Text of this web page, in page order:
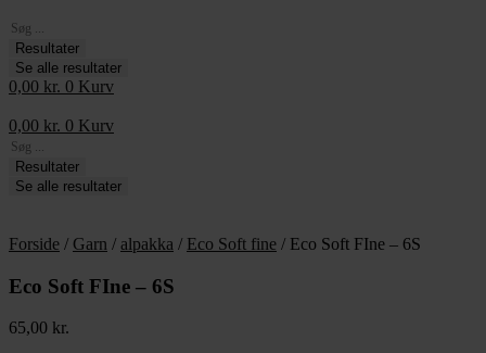
Search
...Resultater
Se alle resultater
0,00 kr. 0 Kurv
0,00 kr. 0 Kurv
Search
...Resultater
Se alle resultater
Forside / Garn / alpakka / Eco Soft fine / Eco Soft FIne – 6S
Eco Soft FIne – 6S
65,00 kr.